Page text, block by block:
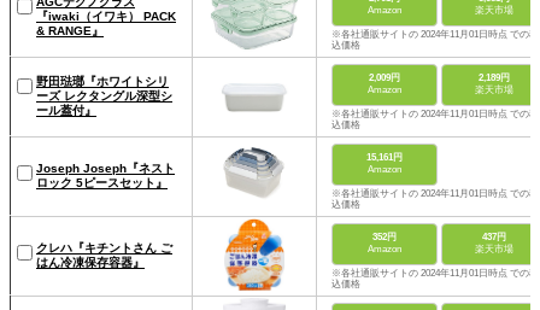
『iwaki（イワキ） PACK
& RANGE』
Amazon
楽天市場
※各社通販サイトの 2024年11月01日時点 での税
込価格
野田琺瑯『ホワイトシリ
ーズ レクタングル深型シ
ール蓋付』
2,009円
Amazon
2,189円
楽天市場
※各社通販サイトの 2024年11月01日時点 での税
込価格
Joseph Joseph『ネスト
ロック 5ピースセット』
15,161円
Amazon
※各社通販サイトの 2024年11月01日時点 での税
込価格
クレハ『キチントさん ご
はん冷凍保存容器』
352円
Amazon
437円
楽天市場
※各社通販サイトの 2024年11月01日時点 での税
込価格